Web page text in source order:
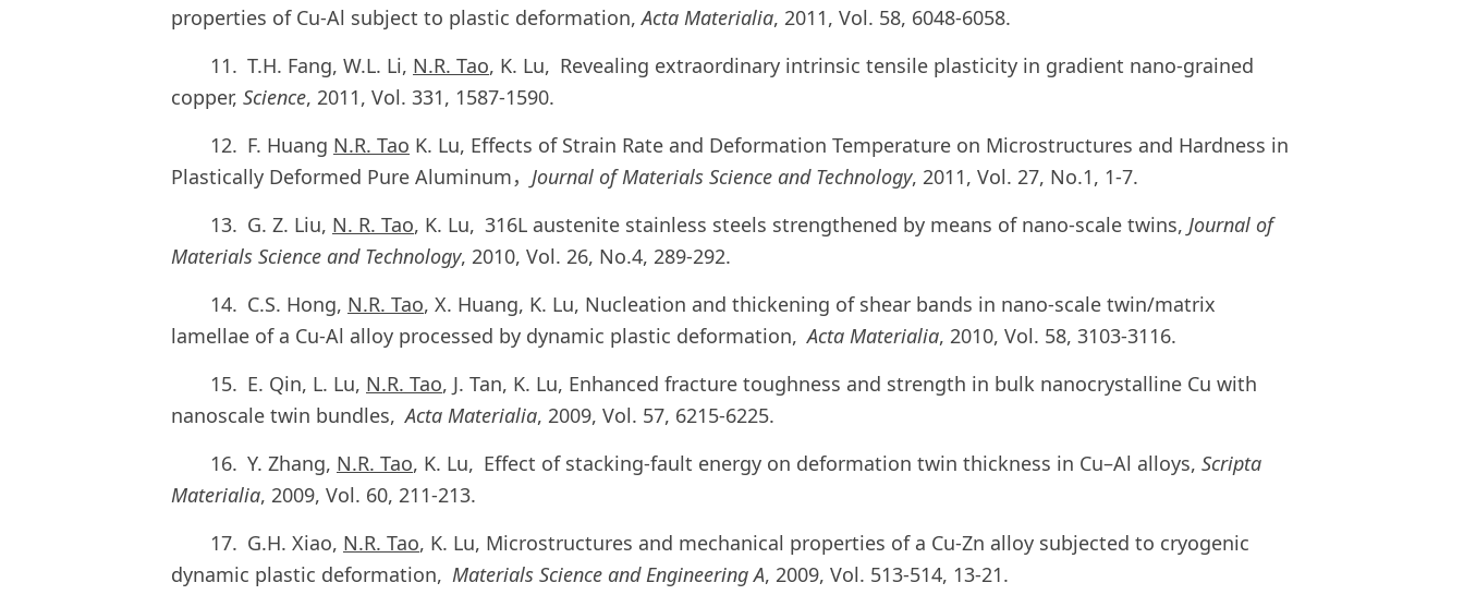
properties of Cu-Al subject to plastic deformation,Acta Materialia, 2011, Vol. 58, 6048-6058.
11. T.H. Fang, W.L. Li, N.R. Tao, K. Lu, Revealing extraordinary intrinsic tensile plasticity in gradient nano-grained
copper, Science, 2011, Vol. 331, 1587-1590.
12. F. Huang N.R. Tao K. Lu, Effects of Strain Rate and Deformation Temperature on Microstructures and Hardness in
Plastically Deformed Pure Aluminum， Journal of Materials Science and Technology, 2011, Vol. 27, No.1, 1-7.
13. G. Z. Liu, N. R. Tao, K. Lu, 316L austenite stainless steels strengthened by means of nano-scale twins, Journal of
Materials Science and Technology, 2010, Vol. 26, No.4, 289-292.
14. C.S. Hong, N.R. Tao, X. Huang, K. Lu, Nucleation and thickening of shear bands in nano-scale twin/matrix
lamellae of a Cu-Al alloy processed by dynamic plastic deformation,Acta Materialia, 2010, Vol. 58, 3103-3116.
15. E. Qin, L. Lu, N.R. Tao, J. Tan, K. Lu, Enhanced fracture toughness and strength in bulk nanocrystalline Cu with
nanoscale twin bundles,Acta Materialia, 2009, Vol. 57, 6215-6225.
16. Y. Zhang, N.R. Tao, K. Lu, Effect of stacking-fault energy on deformation twin thickness in Cu–Al alloys, Scripta
Materialia, 2009, Vol. 60, 211-213.
17. G.H. Xiao, N.R. Tao, K. Lu, Microstructures and mechanical properties of a Cu-Zn alloy subjected to cryogenic
dynamic plastic deformation, Materials Science and Engineering A, 2009, Vol. 513-514, 13-21.